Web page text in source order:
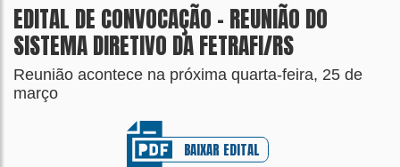
EDITAL DE CONVOCAÇÃO - REUNIÃO DO
SISTEMA DIRETIVO DA FETRAFI/RS
Reunião acontece na próxima quarta-feira, 25 de
março
BAIXAR EDITAL